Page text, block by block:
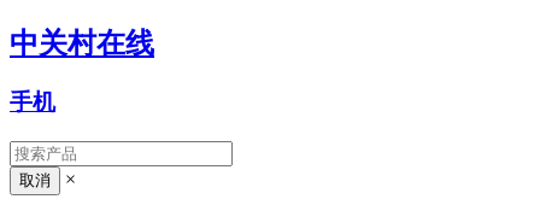
中关村在线
手机
×